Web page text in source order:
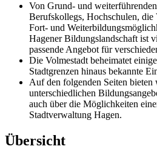
Von Grund- und
Berufskollegs, Hochschulen, die
Fort- und
Hagener Bildungslandschaft ist
passende Angebot für
Die Volmestadt beheimatet
Stadtgrenzen hinaus bekannte
Auf den folgenden Seiten
unterschiedlichen
auch über die Möglichkeiten
Stadtverwaltung Hagen.
Übersicht